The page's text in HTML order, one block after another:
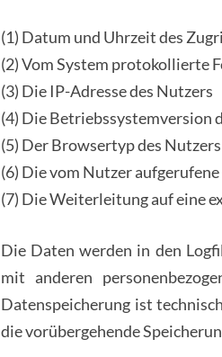
(1) Datum und Uhrzeit des
(2) Vom System protokollierte
(3) Die IP-Adresse des Nutzers
(4) Die Betriebssystemversion
(5) Der Browsertyp des Nutzers
(6) Die vom Nutzer
(7) Die Weiterleitung auf eine
Die Daten werden in den
mit anderen
Datenspeicherung ist
die vorübergehende